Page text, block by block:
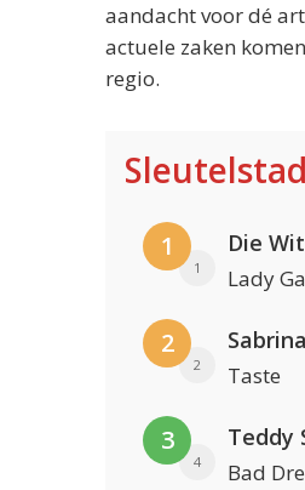
aandacht voor dé
actuele zaken
regio.
1
1
Die
Lady
2
2 Taste
3
4
Teddy
Bad